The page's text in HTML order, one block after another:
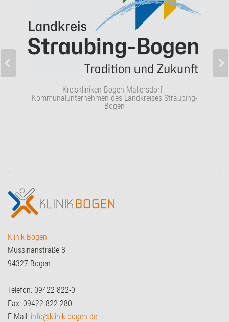
Kreiskliniken Bogen-Mallersdorf -
Kommunalunternehmen des Landkreises Straubing-
Bogen
Klinik Bogen
Mussinanstraße 8
94327 Bogen
Telefon: 09422 822-0
Fax: 09422 822-280
E-Mail: info@klinik-bogen.de